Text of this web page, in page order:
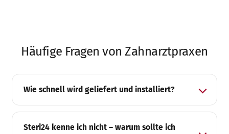
Häufige Fragen von Zahnarztpraxen
Wie schnell wird geliefert und installiert?
Steri24 kenne ich nicht – warum sollte ich